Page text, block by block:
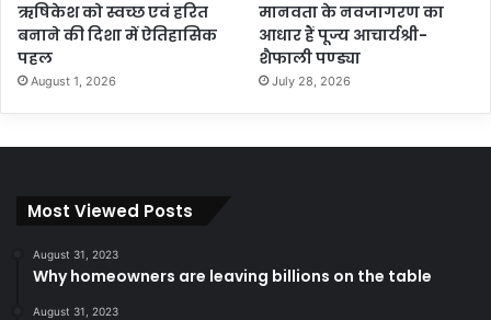
ऋषिकेश को स्वच्छ एवं हरित
बनाने की दिशा में ऐतिहासिक
पहल
August 1, 2026
मानवता के नवजागरण का
आधार हैं पूज्य आचार्यश्री-
शैफाली पण्ड्या
July 28, 2026
Most Viewed Posts
August 31, 2023
Why homeowners are leaving billions on the table
August 31, 2023